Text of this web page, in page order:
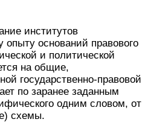
институтов
опыту оснований правового
и политической
на общие,
государственно-правовой
по заранее заданным
одним словом, от
схемы.